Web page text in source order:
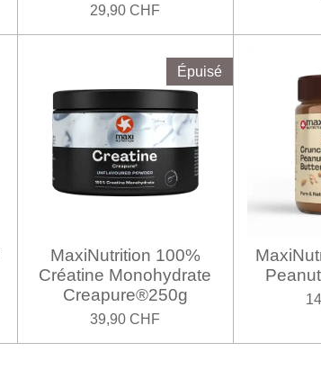
29,90 CHF
Épuisé
MaxiNutrition 100%
Créatine Monohydrate
Creapure®250g
39,90 CHF